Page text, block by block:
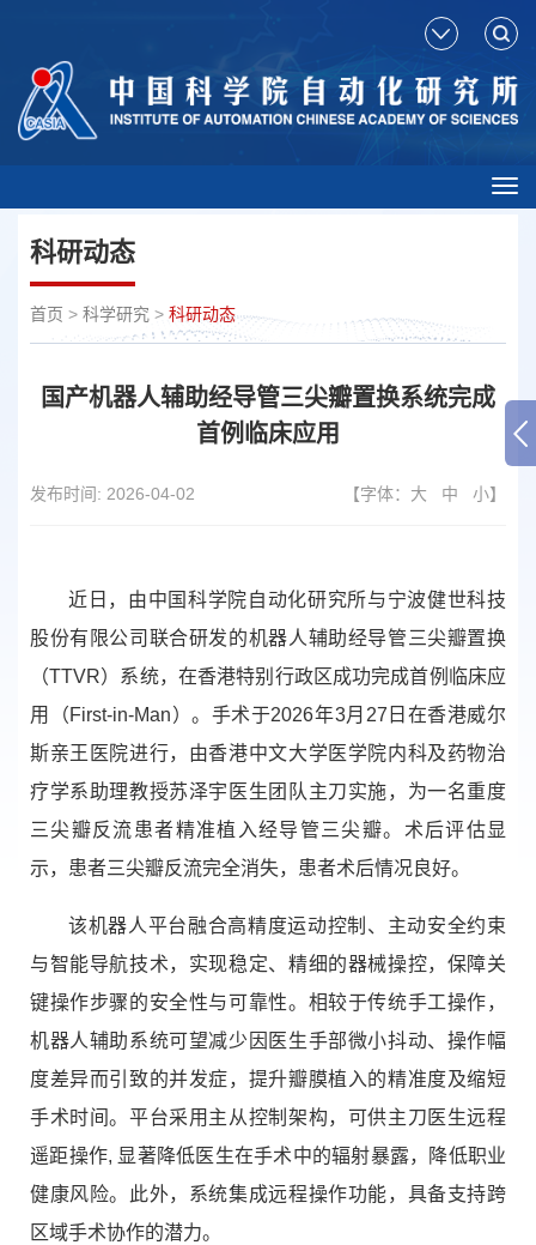
科研动态
首页 > 科学研究 > 科研动态
国产机器人辅助经导管三尖瓣置换系统完成
首例临床应用
发布时间: 2026-04-02 【字体： 大 中 小】
近日，由中国科学院自动化研究所与宁波健世科技
股份有限公司联合研发的机器人辅助经导管三尖瓣置换
（TTVR）系统，在香港特别行政区成功完成首例临床应
用（First-in-Man）。手术于2026年3月27日在香港威尔
斯亲王医院进行，由香港中文大学医学院内科及药物治
疗学系助理教授苏泽宇医生团队主刀实施，为一名重度
三尖瓣反流患者精准植入经导管三尖瓣。术后评估显
示，患者三尖瓣反流完全消失，患者术后情况良好。
该机器人平台融合高精度运动控制、主动安全约束
与智能导航技术，实现稳定、精细的器械操控，保障关
键操作步骤的安全性与可靠性。相较于传统手工操作，
机器人辅助系统可望减少因医生手部微小抖动、操作幅
度差异而引致的并发症，提升瓣膜植入的精准度及缩短
手术时间。平台采用主从控制架构，可供主刀医生远程
遥距操作, 显著降低医生在手术中的辐射暴露，降低职业
健康风险。此外，系统集成远程操作功能，具备支持跨
区域手术协作的潜力。